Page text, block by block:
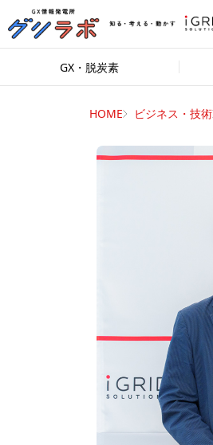
GX・脱炭素
HOME ビジネス・技術